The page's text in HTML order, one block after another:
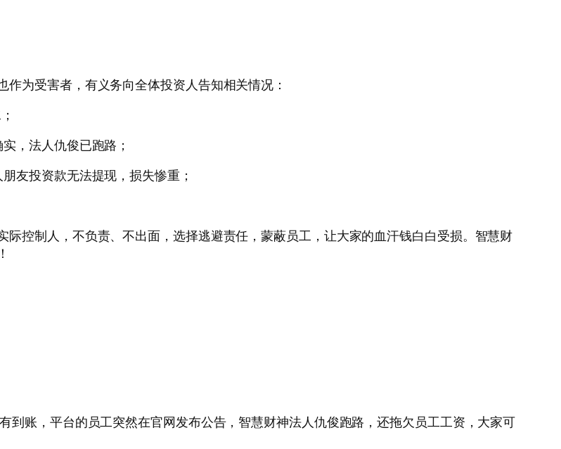
为受害者，有义务向全体投资人告知相关情况：
，法人仇俊已跑路；
友投资款无法提现，损失惨重；
控制人，不负责、不出面，选择逃避责任，蒙蔽员工，让大家的血汗钱白白受损。智慧财
到账，平台的员工突然在官网发布公告，智慧财神法人仇俊跑路，还拖欠员工工资，大家可